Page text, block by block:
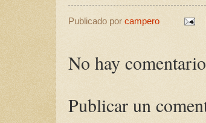
Publicado por campero
No hay
Publicar un